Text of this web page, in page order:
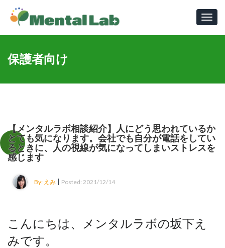
保護者向け
【メンタルラボ相談紹介】人にどう思われているか
とても気になります。会社でも自分が電話をしてい
るときに、人の視線が気になってしまいストレスを
感じます
By: えみ | Posted: 2021/12/14
こんにちは、メンタルラボの坂下え
みです。